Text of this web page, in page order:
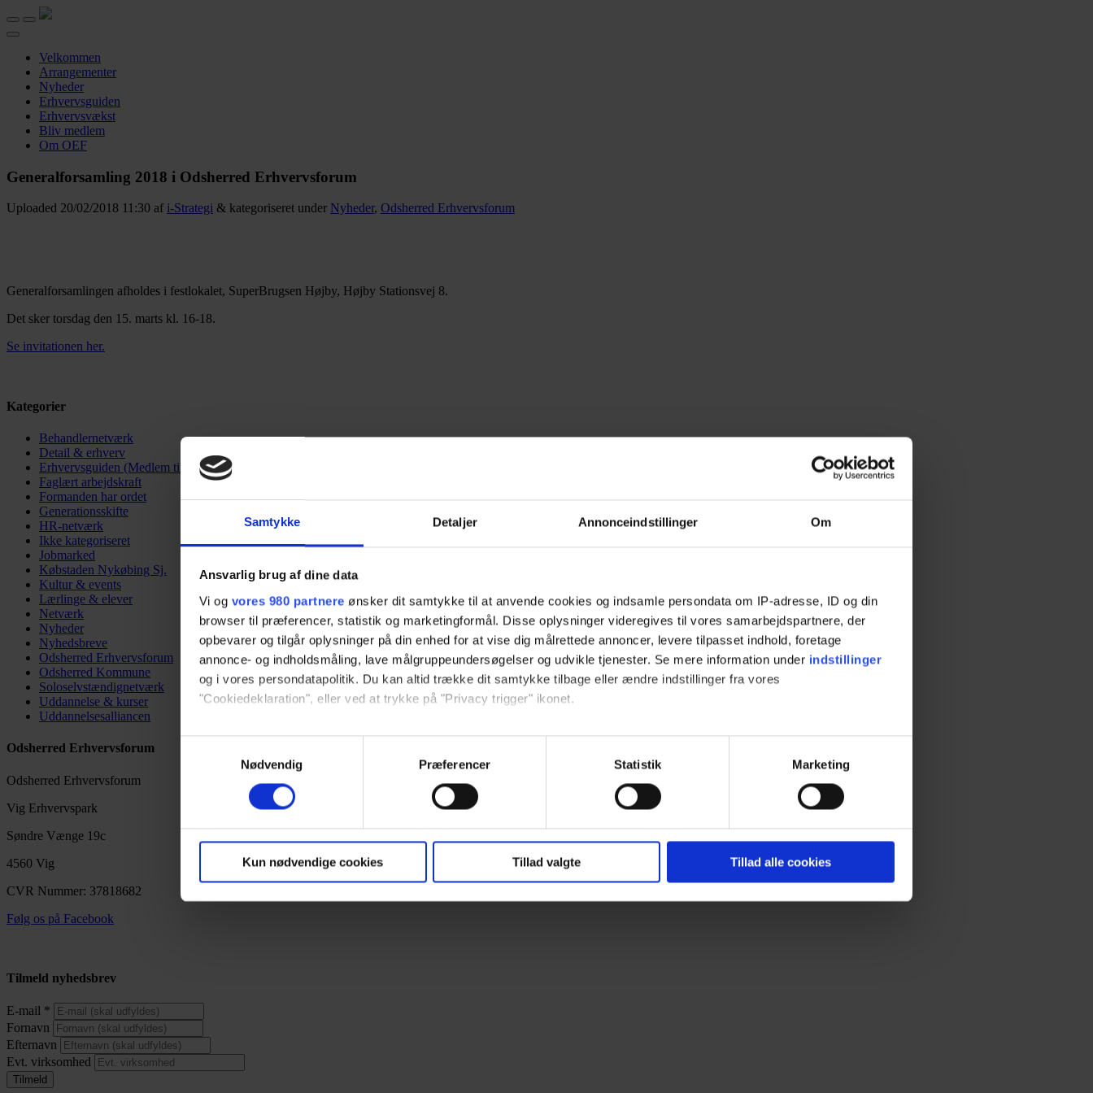
Samtykke Detaljer Annonceindstillinger Om
Ansvarlig brug af dine data
Vi og vores 980 partnere ønsker dit samtykke til at anvende cookies og indsamle persondata om IP-adresse, ID og din
browser til præferencer, statistik og marketingformål. Disse oplysninger videregives til vores samarbejdspartnere, der
opbevarer og tilgår oplysninger på din enhed for at vise dig målrettede annoncer, levere tilpasset indhold, foretage
annonce- og indholdsmåling, lave målgruppeundersøgelser og udvikle tjenester. Se mere information under indstillinger
og i vores persondatapolitik. Du kan altid trække dit samtykke tilbage eller ændre indstillinger fra vores
"Cookiedeklaration", eller ved at trykke på "Privacy trigger" ikonet.
Dine valg anvendes på hele websitet.
Vi bruger cookies til at tilpasse vores indhold og annoncer, til at vise dig funktioner til sociale medier og til at analysere
vores trafik. Vi deler også oplysninger om din brug af vores hjemmeside med vores partnere inden for sociale medier,
Nødvendig
Præferencer Statistik Marketing
Kun nødvendige cookies Tillad valgte Tillad alle cookies
Velkommen
Arrangementer
Nyheder
Erhvervsguiden
Erhvervsvækst
Bliv medlem
Om OEF
Generalforsamling 2018 i Odsherred Erhvervsforum
Uploaded 20/02/2018 11:30 af i-Strategi & kategoriseret under Nyheder, Odsherred Erhvervsforum
Generalforsamlingen afholdes i festlokalet, SuperBrugsen Højby, Højby Stationsvej 8.
Det sker torsdag den 15. marts kl. 16-18.
Se invitationen her.
Kategorier
Behandlernetværk
Detail & erhverv
Erhvervsguiden (Medlem til medlem)
Faglært arbejdskraft
Formanden har ordet
Generationsskifte
HR-netværk
Ikke kategoriseret
Jobmarked
Købstaden Nykøbing Sj.
Kultur & events
Lærlinge & elever
Netværk
Nyheder
Nyhedsbreve
Odsherred Erhvervsforum
Odsherred Kommune
Soloselvstændignetværk
Uddannelse & kurser
Uddannelsesalliancen
Odsherred Erhvervsforum
Odsherred Erhvervsforum
Vig Erhvervspark
Søndre Vænge 19c
4560 Vig
CVR Nummer: 37818682
Følg os på Facebook
Tilmeld nyhedsbrev
E-mail *
Fornavn
Efternavn
Evt. virksomhed